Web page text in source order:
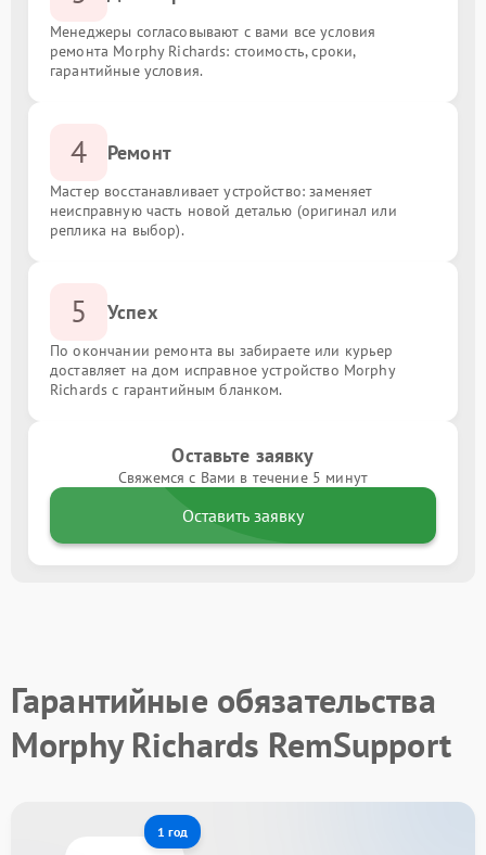
Менеджеры согласовывают с вами все условия
ремонта Morphy Richards: стоимость, сроки,
гарантийные условия.
4 Ремонт
Мастер восстанавливает устройство: заменяет
неисправную часть новой деталью (оригинал или
реплика на выбор).
5 Успех
По окончании ремонта вы забираете или курьер
доставляет на дом исправное устройство Morphy
Richards с гарантийным бланком.
Оставьте заявку
Свяжемся с Вами в течение 5 минут
Оставить заявку
Гарантийные обязательства
Morphy Richards RemSupport
1 год